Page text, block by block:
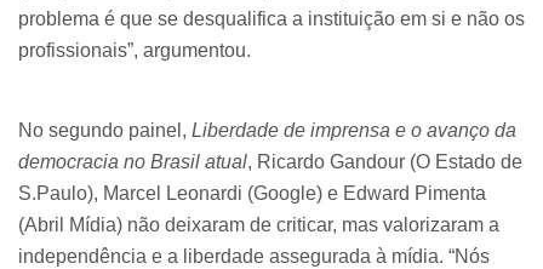
problema é que se desqualifica a instituição em si e não os
profissionais”, argumentou.
No segundo painel, Liberdade de imprensa e o avanço da
democracia no Brasil atual, Ricardo Gandour (O Estado de
S.Paulo), Marcel Leonardi (Google) e Edward Pimenta
(Abril Mídia) não deixaram de criticar, mas valorizaram a
independência e a liberdade assegurada à mídia. “Nós